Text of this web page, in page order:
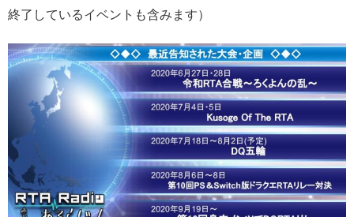
終了しているイベントも含みます）